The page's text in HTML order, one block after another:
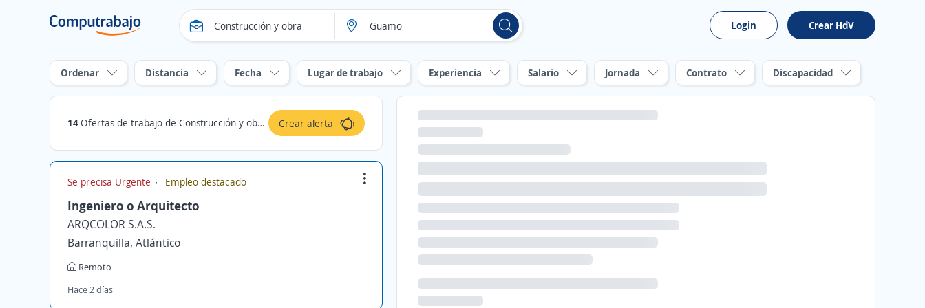
Login Crear HdV
Ordenar Distancia Fecha Lugar de trabajo Experiencia Salario Jornada Contrato Discapacidad
14Ofertas de trabajo de Construcción y obra en Guamo, Tolima Crear alerta
Se precisa Urgente Empleo destacado
Ingeniero o Arquitecto
ARQCOLOR S.A.S.
Barranquilla, Atlántico
Remoto
Hace 2 días